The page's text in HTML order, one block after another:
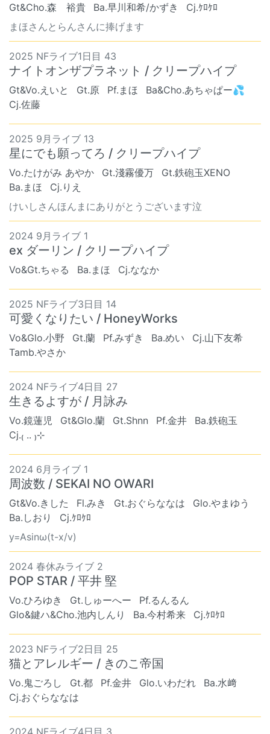
Gt&Cho.森 裕貴
Ba.早川和希/かずき
Cj.ｹﾛｹﾛ
まほさんとらんさんに捧げます
2025 NFライブ1日目 43
ナイトオンザプラネット / クリープハイプ
Gt&Vo.えいと Gt.原 Pf.まほ
Ba&Cho.あちゃぱー💦
Cj.佐藤
2025 9月ライブ 13
星にでも願ってろ / クリープハイプ
Vo.たけがみ あやか Gt.淺霧優万
Gt.鉄砲玉XENO
Ba.まほ
Cj.りえ
けいしさんほんまにありがとうございます泣
2024 9月ライブ 1
ex ダーリン / クリープハイプ
Vo&Gt.ちゃる Ba.まほ Cj.ななか
2025 NFライブ3日目 14
可愛くなりたい / HoneyWorks
Vo&Glo.小野 Gt.蘭 Pf.みずき Ba.めい
Cj.山下友希
Tamb.やさか
2024 NFライブ4日目 27
生きるよすが / 月詠み
Vo.鏡蓮児 Gt&Glo.蘭 Gt.Shnn Pf.金井
Ba.鉄砲玉
Cj.₍ .. ₎⊹
2024 6月ライブ 1
周波数 / SEKAI NO OWARI
Gt&Vo.きした Fl.みき Gt.おぐらななは
Glo.やまゆう
Ba.しおり
Cj.ｹﾛｹﾛ
y=Asinω(t-x/v)
2024 春休みライブ 2
POP STAR / 平井 堅
Vo.ひろゆき Gt.しゅーへー
Pf.るんるん
Glo&鍵ハ&Cho.池内しんり
Ba.今村希来 Cj.ｹﾛｹﾛ
2023 NFライブ2日目 25
猫とアレルギー / きのこ帝国
Vo.鬼ごろし Gt.都 Pf.金井 Glo.いわだれ
Ba.水﨑
Cj.おぐらななは
2024 NFライブ4日目 3